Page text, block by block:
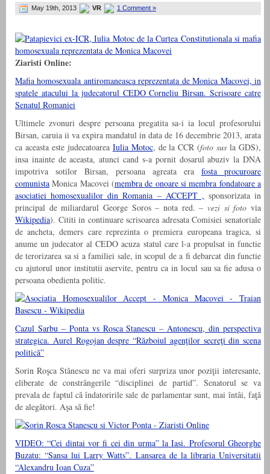
May 19th, 2013 VR 1 Comment »
Ziaristi Online:
Mafia homosexuala antiromaneasca reprezentata de Monica Macovei, in
spatele atacului la judecatorul CEDO Corneliu Birsan. Scrisoare catre
Senatul Romaniei
Ultimele zvonuri despre persoana pregatita sa-i ia locul profesorului
Birsan, caruia ii va expira mandatul in data de 16 decembrie 2013, arata
ca aceasta este judecatoarea Iulia Motoc, de la CCR (foto sus la GDS),
insa inainte de aceasta, atunci cand s-a pornit dosarul abuziv la DNA
impotriva sotilor Birsan, persoana agreata era fosta procuroare
comunista Monica Macovei (membra de onoare si membra fondatoare a
asociatiei homosexualilor din Romania – ACCEPT , sponsorizata in
principal de miliardarul George Soros – nota red. – vezi si foto via
Wikipedia). Cititi in continuare scrisoarea adresata Comisiei senatoriale
de ancheta, demers care reprezinta o premiera europeana tragica, si
anume un judecator al CEDO acuza statul care l-a propulsat in functie
de terorizarea sa si a familiei sale, in scopul de a fi debarcat din functie
cu ajutorul unor institutii aservite, pentru ca in locul sau sa fie adusa o
persoana obedienta politic.
Cazul Sarbu – Ponta vs Rosca Stanescu – Antonescu, din perspectiva
strategica. Aurel Rogojan despre “Războiul agenţilor secreţi din scena
politică”
Sorin Roşca Stănescu ne va mai oferi surpriza unor poziţii interesante,
eliberate de constrângerile “disciplinei de partid”. Senatorul se va
prevala de faptul că îndatoririle sale de parlamentar sunt, mai întâi, faţă
de alegători. Aşa să fie!
VIDEO: “Cei dintai vor fi cei din urma” la Iasi. Profesorul Gheorghe
Buzatu: “Sansa lui Larry Watts”. Lansarea de la libraria Universitatii
“Alexandru Ioan Cuza”